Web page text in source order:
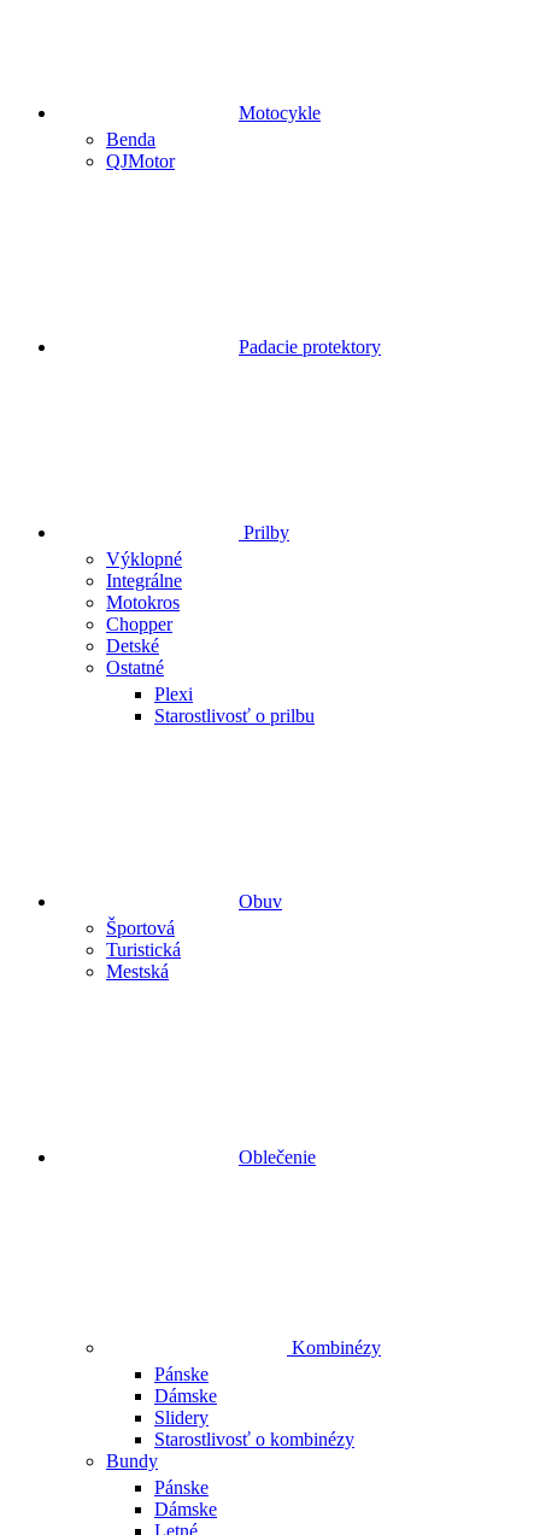
Motocykle
Benda
QJMotor
Padacie protektory
Prilby
Výklopné
Integrálne
Motokros
Chopper
Detské
Ostatné
Plexi
Starostlivosť o prilbu
Obuv
Športová
Turistická
Mestská
Oblečenie
Kombinézy
Pánske
Dámske
Slidery
Starostlivosť o kombinézy
Bundy
Pánske
Dámske
Letné